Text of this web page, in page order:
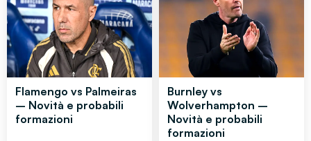
Flamengo vs Palmeiras
– Novità e probabili
formazioni
Burnley vs
Wolverhampton –
Novità e probabili
formazioni